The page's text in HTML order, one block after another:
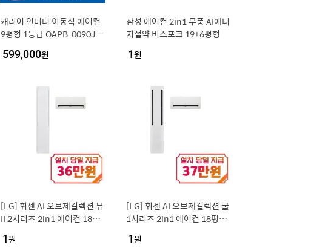
캐리어 인버터 이동식 에어컨
9평형 1등급 OAPB-0090JD
599,000원
삼성 에어컨 2in1 무풍 AI에너
지절약 비스포크 19+6평형
1원
[LG] 휘센 AI 오브제컬렉션 뷰
II 2시리즈 2in1 에어컨 18평
Q18GU2EA2
1원
[LG] 휘센 AI 오브제컬렉션 쿨
1시리즈 2in1 에어컨 18평형
8GC1EA2
1원